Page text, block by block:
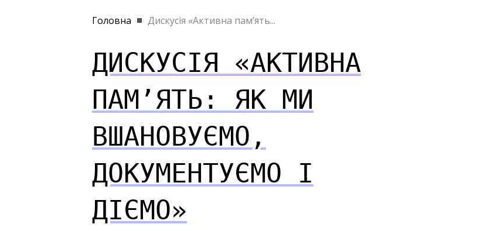
Головна Дискусія «Активна пам’ять...
ДИСКУСІЯ «АКТИВНА
ПАМ’ЯТЬ: ЯК МИ
ВШАНОВУЄМО,
ДОКУМЕНТУЄМО І
ДІЄМО»